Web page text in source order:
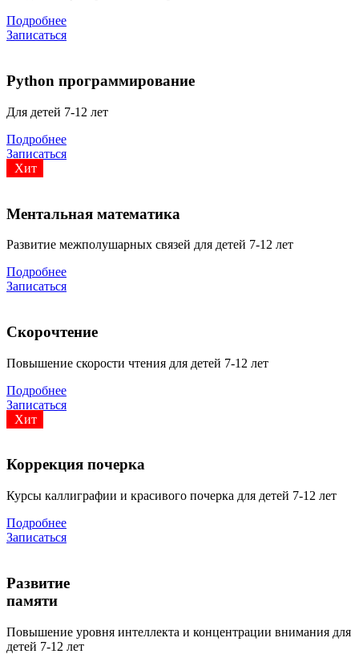
Подробнее
Записаться
Python программирование
Для детей 7-12 лет
Подробнее
Записаться
Хит
Ментальная математика
Развитие межполушарных связей для детей 7-12 лет
Подробнее
Записаться
Скорочтение
Повышение скорости чтения для детей 7-12 лет
Подробнее
Записаться
Хит
Коррекция почерка
Курсы каллиграфии и красивого почерка для детей 7-12 лет
Подробнее
Записаться
Развитие
памяти
Повышение уровня интеллекта и концентрации внимания для
детей 7-12 лет